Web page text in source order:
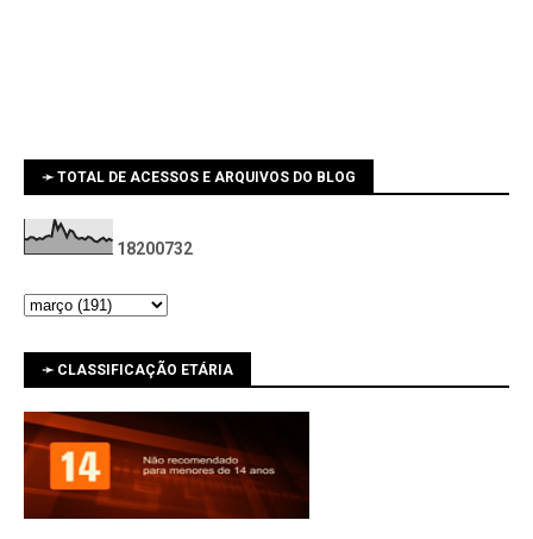
➛ TOTAL DE ACESSOS E ARQUIVOS DO BLOG
18200732
➛ CLASSIFICAÇÃO ETÁRIA